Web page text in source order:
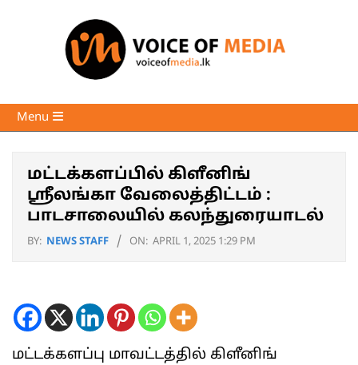
Voice
of
Primary
Navigation
Menu
மட்டக்களப்பில் கிளீனிங்
ஸ்ரீலங்கா வேலைத்திட்டம் :
பாடசாலையில் கலந்துரையாடல்
BY: NEWS STAFF ON: APRIL 1, 2025 1:29 PM
மட்டக்களப்பு மாவட்டத்தில் கிளீனிங்